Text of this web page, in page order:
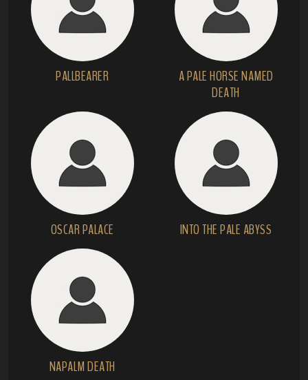
PALLBEARER
A PALE HORSE NAMED
DEATH
OSCAR PALACE INTO THE PALE ABYSS
NAPALM DEATH